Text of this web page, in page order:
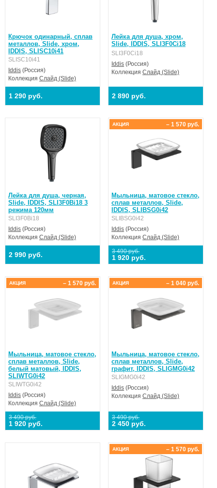
Крючок одинарный, сплав
металлов, Slide, хром,
IDDIS, SLISC10i41
SLISC10i41
Iddis (Россия)
Коллекция Слайд (Slide)
1 290 руб.
Лейка для душа, хром,
Slide, IDDIS, SLI3F0Ci18
SLI3F0Ci18
Iddis (Россия)
КоллекцияСлайд (Slide)
2 890 руб.
Лейка для душа, черная,
Slide, IDDIS, SLI3F0Bi18 3
режима 120мм
SLI3F0Bi18
Iddis (Россия)
Коллекция Слайд (Slide)
2 990 руб.
Мыльница, матовое стекло,
сплав металлов, Slide,
IDDIS, SLIBSG0i42
SLIBSG0i42
Iddis (Россия)
КоллекцияСлайд (Slide)
3 490 руб.
1 920 руб.
– 1 570 руб.
АКЦИЯ
Мыльница, матовое стекло,
сплав металлов, Slide,
белый матовый, IDDIS,
SLIWTG0i42
SLIWTG0i42
Iddis (Россия)
Коллекция Слайд (Slide)
3 490 руб.
1 920 руб.
– 1 570 руб.
АКЦИЯ
Мыльница, матовое стекло,
сплав металлов, Slide,
графит, IDDIS, SLIGMG0i42
SLIGMG0i42
Iddis (Россия)
КоллекцияСлайд (Slide)
3 490 руб.
2 450 руб.
– 1 040 руб.
АКЦИЯ
– 1 570 руб.
АКЦИЯ